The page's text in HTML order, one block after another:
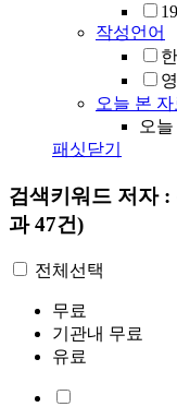
작성언어
오늘 본 자
오
패싯닫기
검색키워드 저자 :
과 47건)
전체선택
무료
기관내 무료
유료